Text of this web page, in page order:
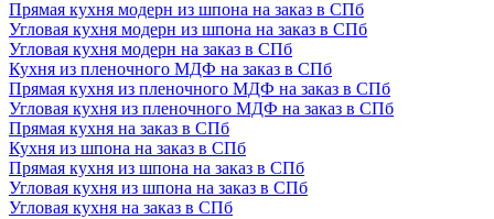
Прямая кухня модерн из шпона на заказ в СПб
Угловая кухня модерн из шпона на заказ в СПб
Угловая кухня модерн на заказ в СПб
Кухня из пленочного МДФ на заказ в СПб
Прямая кухня из пленочного МДФ на заказ в СПб
Угловая кухня из пленочного МДФ на заказ в СПб
Прямая кухня на заказ в СПб
Кухня из шпона на заказ в СПб
Прямая кухня из шпона на заказ в СПб
Угловая кухня из шпона на заказ в СПб
Угловая кухня на заказ в СПб